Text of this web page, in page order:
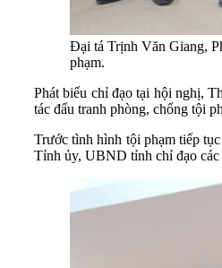
Đại tá Trịnh Văn Giang,
phạm.
Phát biểu chỉ đạo tại hội nghị,
tác đấu tranh phòng, chống tội
Trước tình hình tội phạm tiếp
Tỉnh ủy, UBND tỉnh chỉ đạo các